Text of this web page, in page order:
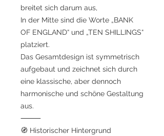
breitet sich darum aus,
In der Mitte sind die Worte „BANK
OF ENGLAND“ und „TEN SHILLINGS“
platziert.
Das Gesamtdesign ist symmetrisch
aufgebaut und zeichnet sich durch
eine klassische, aber dennoch
harmonische und schöne Gestaltung
aus.
⸻
🧭 Historischer Hintergrund